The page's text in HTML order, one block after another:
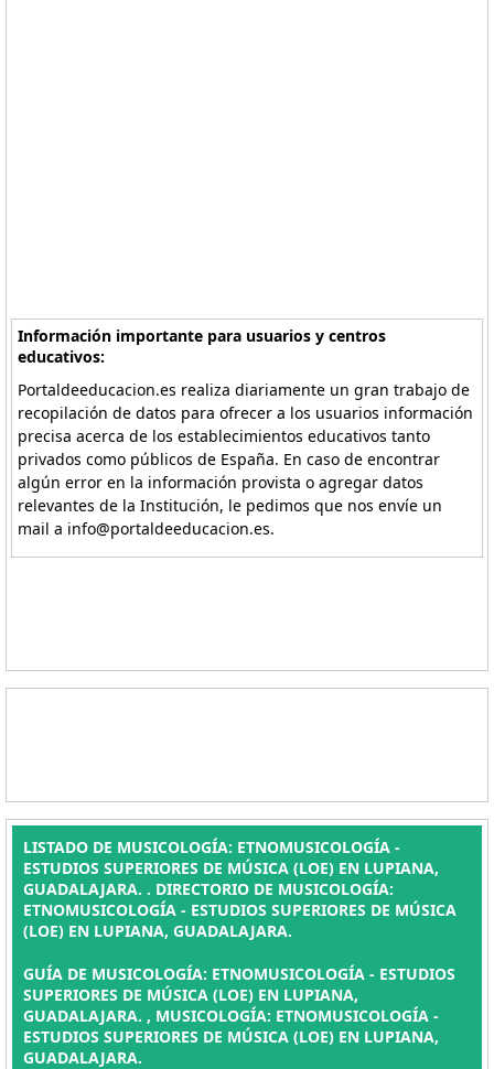
Información importante para usuarios y centros
educativos:
Portaldeeducacion.es realiza diariamente un gran trabajo de
recopilación de datos para ofrecer a los usuarios información
precisa acerca de los establecimientos educativos tanto
privados como públicos de España. En caso de encontrar
algún error en la información provista o agregar datos
relevantes de la Institución, le pedimos que nos envíe un
mail a info@portaldeeducacion.es.
LISTADO DE MUSICOLOGÍA: ETNOMUSICOLOGÍA -
ESTUDIOS SUPERIORES DE MÚSICA (LOE) EN LUPIANA,
GUADALAJARA. . DIRECTORIO DE MUSICOLOGÍA:
ETNOMUSICOLOGÍA - ESTUDIOS SUPERIORES DE MÚSICA
(LOE) EN LUPIANA, GUADALAJARA.
GUÍA DE MUSICOLOGÍA: ETNOMUSICOLOGÍA - ESTUDIOS
SUPERIORES DE MÚSICA (LOE) EN LUPIANA,
GUADALAJARA. , MUSICOLOGÍA: ETNOMUSICOLOGÍA -
ESTUDIOS SUPERIORES DE MÚSICA (LOE) EN LUPIANA,
GUADALAJARA.